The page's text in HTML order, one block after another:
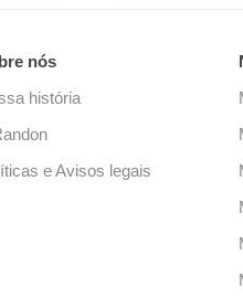
nós
história
e Avisos legais